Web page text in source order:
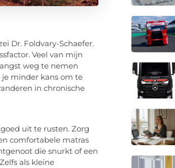
Dr. Foldvary-Schaefer.
Veel van mijn
weg te nemen
je minder kans om te
in chronische
uit te rusten. Zorg
comfortabele matras
die snurkt of een
als kleine